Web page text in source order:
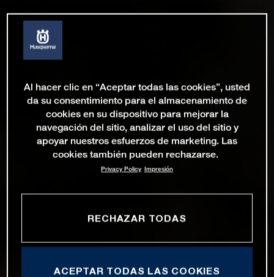
Al hacer clic en “Aceptar todas las cookies”, usted
da su consentimiento para el almacenamiento de
cookies en su dispositivo para mejorar la
navegación del sitio, analizar el uso del sitio y
apoyar nuestros esfuerzos de marketing. Las
cookies también pueden rechazarse.
Privacy Policy Impresión
RECHAZAR TODAS
ACEPTAR TODAS LAS COOKIES